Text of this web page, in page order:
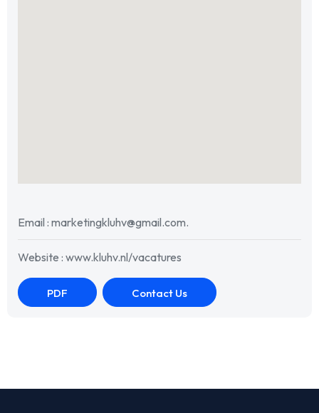
Email : marketingkluhv@gmail.com.
Website : www.kluhv.nl/vacatures
PDF Contact Us